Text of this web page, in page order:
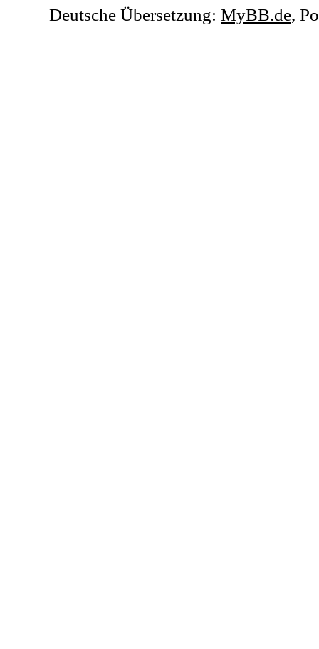
Deutsche Übersetzung: MyBB.de,